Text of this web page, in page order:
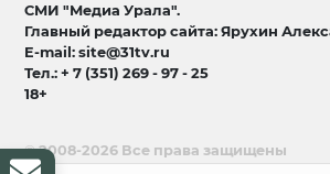
СМИ "Медиа Урала".
Главный редактор сайта: Ярухин
E-mail: site@31tv.ru
Тел.: + 7 (351) 269 - 97 - 25
18+
© 2008-2026 Все права защищены